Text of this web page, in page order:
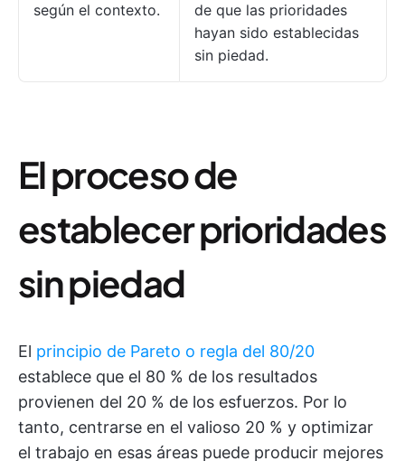
según el contexto.
de que las prioridades
hayan sido establecidas
sin piedad.
El proceso de
establecer prioridades
sin piedad
El principio de Pareto o regla del 80/20
establece que el 80 % de los resultados
provienen del 20 % de los esfuerzos. Por lo
tanto, centrarse en el valioso 20 % y optimizar
el trabajo en esas áreas puede producir mejores